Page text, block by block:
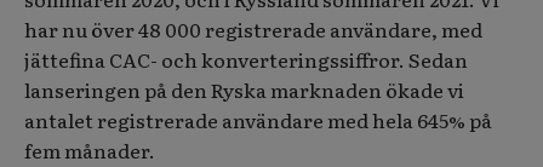
har nu över 48 000 registrerade användare, med
jättefina CAC- och konverteringssiffror. Sedan
lanseringen på den Ryska marknaden ökade vi
antalet registrerade användare med hela 645% på
fem månader.